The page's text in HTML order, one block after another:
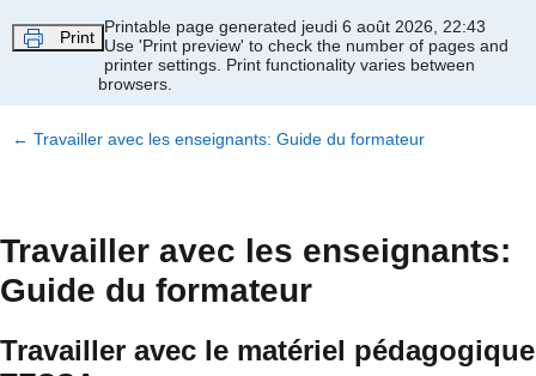
Print
Printable page generated jeudi 6 août 2026, 22:43
Use 'Print preview' to check the number of pages and
printer settings. Print functionality varies between
browsers.
← Travailler avec les enseignants: Guide du formateur
Travailler avec les enseignants:
Guide du formateur
Travailler avec le matériel pédagogique